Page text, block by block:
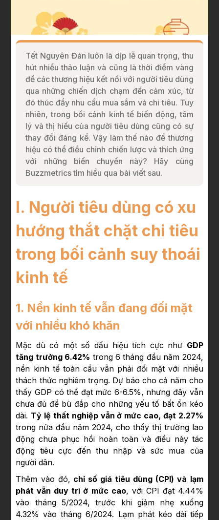
Tết Nguyên Đán luôn là dịp lễ quan trọng, thu
hút nhiều thảo luận và cũng là thời điểm vàng
để các thương hiệu kết nối với người tiêu dùng
qua những chiến dịch chạm đến cảm xúc, từ
đó thúc đẩy nhu cầu mua sắm và chi tiêu. Tuy
nhiên, trong bối cảnh kinh tế biến động, tâm
lý và thị hiếu của người tiêu dùng cũng có sự
thay đổi đáng kể. Vậy làm thế nào để thương
hiệu có thể điều chỉnh chiến lược và thích ứng
với những biến chuyển này? Hãy cùng
Buzzmetrics tìm hiểu qua bài viết sau.
I. Người tiêu dùng có xu
hướng thắt chặt chi tiêu
trong bối cảnh suy thoái
kinh tế
1. Nền kinh tế vẫn đang đối mặt
với nhiều khó khăn
Mặc dù có một số dấu hiệu tích cực như GDP
tăng trưởng 6.42% trong 6 tháng đầu năm 2024,
nền kinh tế toàn cầu vẫn phải đối mặt với nhiều
thách thức nghiêm trọng. Dự báo cho cả năm cho
thấy GDP có thể đạt mức 6-6.5%, nhưng đây vẫn
chưa đủ để bù đắp cho những yếu tố bất ổn kéo
dài. Tỷ lệ thất nghiệp vẫn ở mức cao, đạt 2.27%
trong nửa đầu năm 2024, cho thấy thị trường lao
động chưa phục hồi hoàn toàn và điều này tác
động tiêu cực đến thu nhập và sức mua của
người dân.
Thêm vào đó, chỉ số giá tiêu dùng (CPI) và lạm
phát vẫn duy trì ở mức cao, với CPI đạt 4.44%
vào tháng 5/2024, trước khi giảm nhẹ xuống
4.32% vào tháng 6/2024. Lạm phát kéo dài tiếp